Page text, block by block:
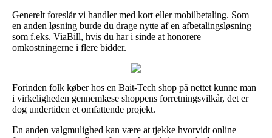
Generelt foreslår vi handler med kort eller mobilbetaling. Som
en anden løsning burde du drage nytte af en afbetalingsløsning
som f.eks. ViaBill, hvis du har i sinde at honorere
omkostningerne i flere bidder.
Forinden folk køber hos en Bait-Tech shop på nettet kunne man
i virkeligheden gennemlæse shoppens forretningsvilkår, det er
dog undertiden et omfattende projekt.
En anden valgmulighed kan være at tjekke hvorvidt online